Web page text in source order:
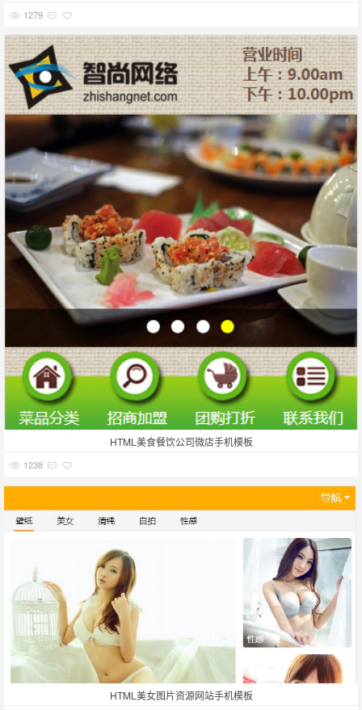
1279
HTML美食餐饮公司微店手机模板
1238
HTML美女图片资源网站手机模板